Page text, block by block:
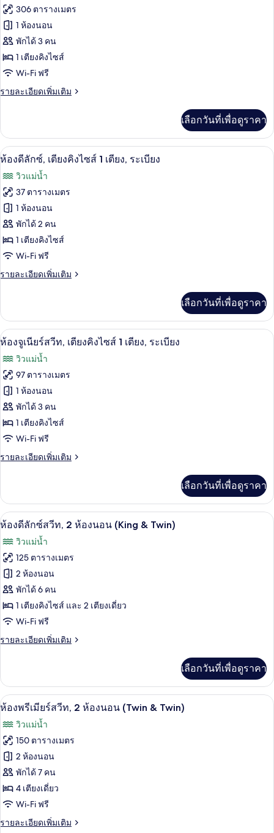
2
ห้อง
นอน
(Ambassador)
ทั้งหมด
ของ
ห้อง
รอยัล
สวีท
306 ตารางเมตร
1 ห้องนอน
พักได้ 3 คน
1 เตียงคิงไซส์
Wi-Fi ฟรี
รายละเอียดเพิ่มเติม
ราย
เกี่ยว
กับ
ห้อง
สวี
ท
เลือกวันที่เพื่อดูราคา
เปิด
ภาพถ่าย
ทั้งหมด
ของ
ห้อง
ดี
ลัก
ซ์,
คิง
ไซส์
1
เตียง,
ระเบียง
ห้องดีลักซ์, เตียงคิงไซส์ 1 เตียง, ระเ
6
ห้องดีลักซ์, เตียงคิงไซส์ 1 เตียง, ระเบียง
วิวแม่น้ำ
37 ตารางเมตร
1 ห้องนอน
พักได้ 2 คน
1 เตียงคิงไซส์
Wi-Fi ฟรี
รายละเอียดเพิ่มเติม
ราย
เกี่ยว
กับ
ห้อง
ลัก
ซ์,
เตียง
คิง
ไซส์
เตียง,
ระเบียง
เลือกวันที่เพื่อดูราคา
เปิด
ภาพถ่าย
ทั้งหมด
ของ
ห้อง
จู
เนียร์
สวีท,
คิง
ไซส์
1
เตียง,
ระเบียง
ห้องจูเนียร์สวีท, เตียงคิงไซส์ 1 เตียง,
5
ห้องจูเนียร์สวีท, เตียงคิงไซส์ 1 เตียง, ระเบียง
วิวแม่น้ำ
97 ตารางเมตร
1 ห้องนอน
พักได้ 3 คน
1 เตียงคิงไซส์
Wi-Fi ฟรี
รายละเอียดเพิ่มเติม
ราย
เกี่ยว
กับ
ห้อง
เนียร์
สวี
ท,
เตียง
คิง
ไซส์
เตียง,
เลือกวันที่เพื่อดูราคา
เปิด
ภาพถ่าย
ทั้งหมด
ของ
ห้อง
ดี
ลัก
ซ์
2
ห้อง
นอน
(King
&
Twin)
เครื่องนอนระดับพรีเมียม, ผ้านวมขนเ
6
ห้องดีลักซ์สวีท, 2 ห้องนอน (King & Twin)
วิวแม่น้ำ
125 ตารางเมตร
2 ห้องนอน
พักได้ 6 คน
1 เตียงคิงไซส์ และ 2 เตียงเดี่ยว
Wi-Fi ฟรี
รายละเอียดเพิ่มเติม
ราย
เกี่ยว
กับ
ห้อง
ลัก
ซ์
สวี
ท,
2
ห้อง
นอน
(King
Twin)
เลือกวันที่เพื่อดูราคา
เปิด
ภาพถ่าย
ทั้งหมด
ของ
ห้อง
พรีเมียร์
สวีท,
2
เครื่องนอนระดับพรีเมียม, ผ้านวมขนเ
9
ห้องพรีเมียร์สวีท, 2 ห้องนอน (Twin & Twin)
วิวแม่น้ำ
150 ตารางเมตร
2 ห้องนอน
พักได้ 7 คน
4 เตียงเดี่ยว
Wi-Fi ฟรี
รายละเอียดเพิ่มเติม
ราย